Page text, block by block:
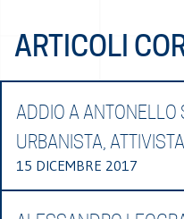
ARTICOLI
ADDIO A ANTONELLO
URBANISTA, ATTIVISTA
15 DICEMBRE 2017